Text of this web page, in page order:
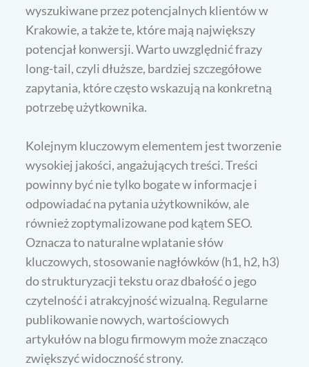
wyszukiwane przez potencjalnych klientów w
Krakowie, a także te, które mają największy
potencjał konwersji. Warto uwzględnić frazy
long-tail, czyli dłuższe, bardziej szczegółowe
zapytania, które często wskazują na konkretną
potrzebę użytkownika.
Kolejnym kluczowym elementem jest tworzenie
wysokiej jakości, angażujących treści. Treści
powinny być nie tylko bogate w informacje i
odpowiadać na pytania użytkowników, ale
również zoptymalizowane pod kątem SEO.
Oznacza to naturalne wplatanie słów
kluczowych, stosowanie nagłówków (h1, h2, h3)
do strukturyzacji tekstu oraz dbałość o jego
czytelność i atrakcyjność wizualną. Regularne
publikowanie nowych, wartościowych
artykułów na blogu firmowym może znacząco
zwiększyć widoczność strony.